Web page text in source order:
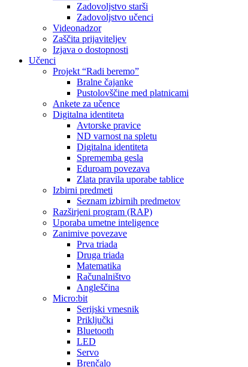
Zadovoljstvo starši
Zadovoljstvo učenci
Videonadzor
Zaščita prijaviteljev
Izjava o dostopnosti
Učenci
Projekt “Radi beremo”
Bralne čajanke
Pustolovščine med platnicami
Ankete za učence
Digitalna identiteta
Avtorske pravice
ND varnost na spletu
Digitalna identiteta
Sprememba gesla
Eduroam povezava
Zlata pravila uporabe tablice
Izbirni predmeti
Seznam izbirnih predmetov
Razširjeni program (RAP)
Uporaba umetne inteligence
Zanimive povezave
Prva triada
Druga triada
Matematika
Računalništvo
Angleščina
Micro:bit
Serijski vmesnik
Priključki
Bluetooth
LED
Servo
Brenčalo